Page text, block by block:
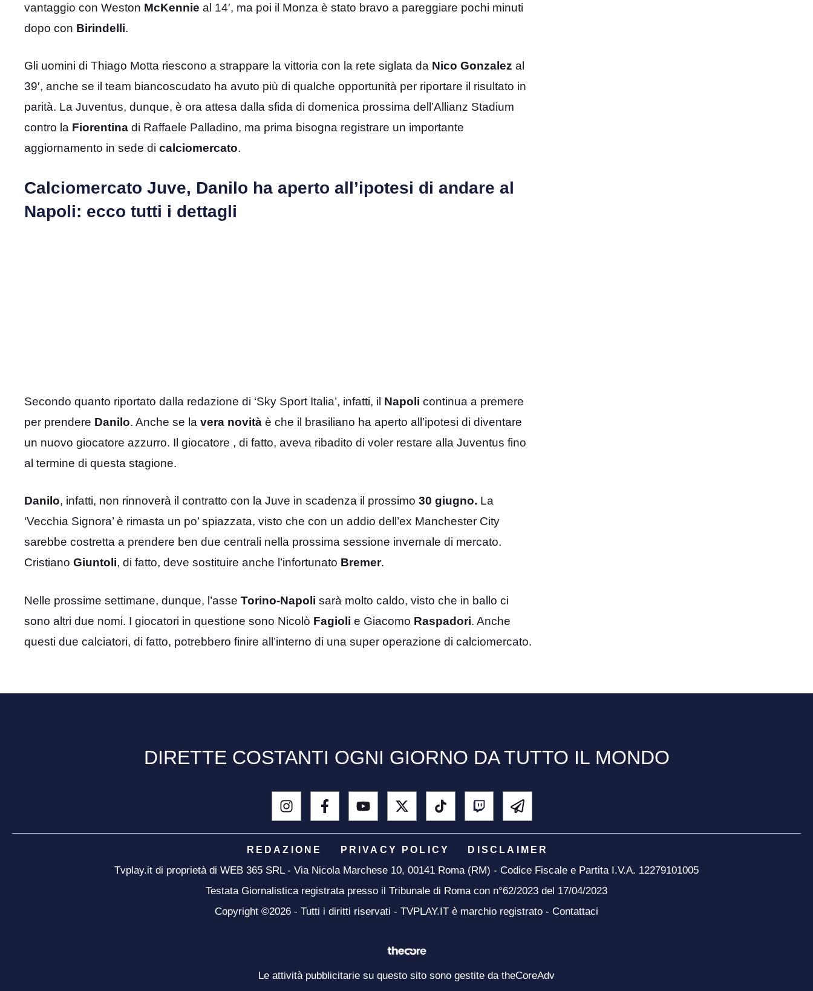
vantaggio con Weston McKennie al 14′, ma poi il Monza è stato bravo a pareggiare pochi minuti
dopo con Birindelli.
Gli uomini di Thiago Motta riescono a strappare la vittoria con la rete siglata da Nico Gonzalez al
39′, anche se il team biancoscudato ha avuto più di qualche opportunità per riportare il risultato in
parità. La Juventus, dunque, è ora attesa dalla sfida di domenica prossima dell’Allianz Stadium
contro la Fiorentina di Raffaele Palladino, ma prima bisogna registrare un importante
aggiornamento in sede di calciomercato.
Calciomercato Juve, Danilo ha aperto all’ipotesi di andare al
Napoli: ecco tutti i dettagli
Secondo quanto riportato dalla redazione di ‘Sky Sport Italia’, infatti, il Napoli continua a premere
per prendere Danilo. Anche se la vera novità è che il brasiliano ha aperto all’ipotesi di diventare
un nuovo giocatore azzurro. Il giocatore , di fatto, aveva ribadito di voler restare alla Juventus fino
al termine di questa stagione.
Danilo, infatti, non rinnoverà il contratto con la Juve in scadenza il prossimo 30 giugno. La
‘Vecchia Signora’ è rimasta un po’ spiazzata, visto che con un addio dell’ex Manchester City
sarebbe costretta a prendere ben due centrali nella prossima sessione invernale di mercato.
Cristiano Giuntoli, di fatto, deve sostituire anche l’infortunato Bremer.
Nelle prossime settimane, dunque, l’asse Torino-Napoli sarà molto caldo, visto che in ballo ci
sono altri due nomi. I giocatori in questione sono Nicolò Fagioli e Giacomo Raspadori. Anche
questi due calciatori, di fatto, potrebbero finire all’interno di una super operazione di calciomercato.
DIRETTE COSTANTI OGNI GIORNO DA TUTTO IL MONDO
REDAZIONE PRIVACY POLICY DISCLAIMER
Tvplay.it di proprietà di WEB 365 SRL - Via Nicola Marchese 10, 00141 Roma (RM) - Codice Fiscale e Partita I.V.A. 12279101005
Testata Giornalistica registrata presso il Tribunale di Roma con n°62/2023 del 17/04/2023
Copyright ©2026 - Tutti i diritti riservati - TVPLAY.IT è marchio registrato - Contattaci
Le attività pubblicitarie su questo sito sono gestite da theCoreAdv